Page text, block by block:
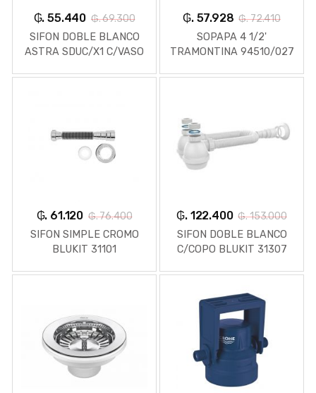
₲. 55.440 ₲. 69.300
SIFON DOBLE BLANCO
ASTRA SDUC/X1 C/VASO
₲. 57.928 ₲. 72.410
SOPAPA 4 1/2'
TRAMONTINA 94510/027
₲. 61.120 ₲. 76.400
SIFON SIMPLE CROMO
BLUKIT 31101
₲. 122.400 ₲. 153.000
SIFON DOBLE BLANCO
C/COPO BLUKIT 31307